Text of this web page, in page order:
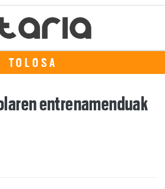
TOLOSA
entrenamenduak